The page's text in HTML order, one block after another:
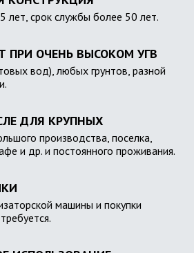
лет, срок службы более 50 лет.
ПРИ ОЧЕНЬ ВЫСОКОМ УГВ
вод), любых грунтов, разной
ДЛЯ КРУПНЫХ
производства, поселка,
и др. и постоянного проживания.
машины и покупки